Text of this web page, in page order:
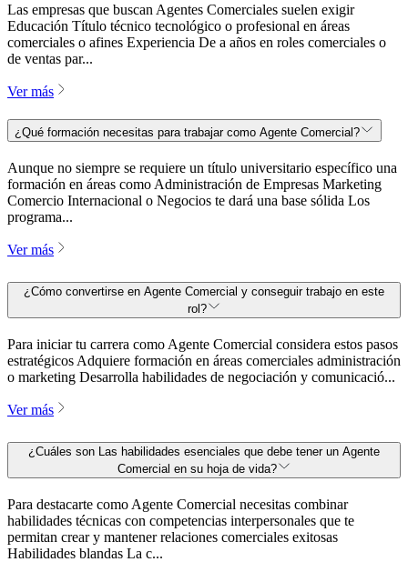
Las empresas que buscan Agentes Comerciales suelen exigir
Educación Título técnico tecnológico o profesional en áreas
comerciales o afines Experiencia De a años en roles comerciales o
de ventas par...
Ver más
¿Qué formación necesitas para trabajar como Agente Comercial?
Aunque no siempre se requiere un título universitario específico una
formación en áreas como Administración de Empresas Marketing
Comercio Internacional o Negocios te dará una base sólida Los
programa...
Ver más
¿Cómo convertirse en Agente Comercial y conseguir trabajo en este
rol?
Para iniciar tu carrera como Agente Comercial considera estos pasos
estratégicos Adquiere formación en áreas comerciales administración
o marketing Desarrolla habilidades de negociación y comunicació...
Ver más
¿Cuáles son Las habilidades esenciales que debe tener un Agente
Comercial en su hoja de vida?
Para destacarte como Agente Comercial necesitas combinar
habilidades técnicas con competencias interpersonales que te
permitan crear y mantener relaciones comerciales exitosas
Habilidades blandas La c...